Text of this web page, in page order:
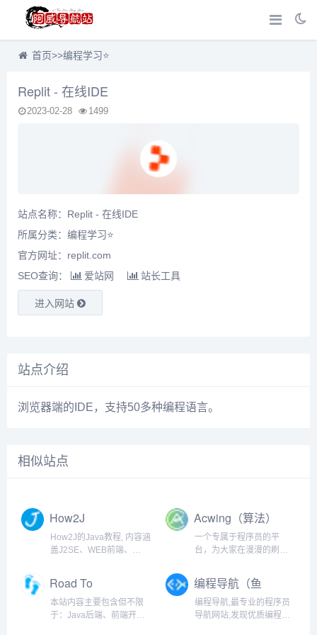
首页>>编程学习⭐
Replit - 在线IDE
2023-02-28 1499
站点名称：Replit - 在线IDE
所属分类： 编程学习⭐
官方网址：replit.com
SEO查询：
爱站网 站长工具
进入网站
站点介绍
浏览器端的IDE，支持50多种编程语言。
相似站点
How2J
How2J的Java教程, 内容涵
盖J2SE、WEB前端、
和视频讲解的学习方式为
Java职业生涯打下坚实的
基础
Acwing（算法）
一个专属于程序员的平
台，为大家在漫漫的刷题
答
Road To
Coding（程序
🐏）
本站内容主要包含但不限
于：Java后端、前端开
编程导航（鱼
皮）
编程导航,最专业的程序员
导航网站,发现优质编程学